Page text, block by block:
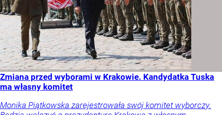
Zmiana przed wyborami w Krakowie. Kandydatka Tuska
ma własny komitet
Monika Piątkowska zarejestrowała swój komitet wyborczy.